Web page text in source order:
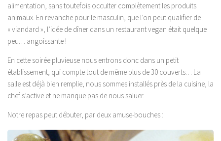
alimentation, sans toutefois occulter complètement les produits
animaux. En revanche pour le masculin, que l’on peut qualifier de
« viandard », l’idée de dîner dans un restaurant vegan était quelque
peu… angoissante !
En cette soirée pluvieuse nous entrons donc dans un petit
établissement, qui compte tout de même plus de 30 couverts… La
salle est déjà bien remplie, nous sommes installés près de la cuisine, la
chef s’active et ne manque pas de nous saluer.
Notre repas peut débuter, par deux amuse-bouches :